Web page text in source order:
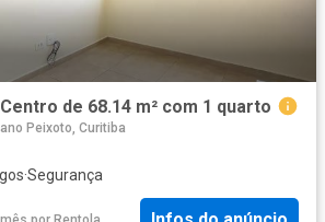
de 68.14 m² com 1 quarto
Peixoto, Curitiba
·Segurança